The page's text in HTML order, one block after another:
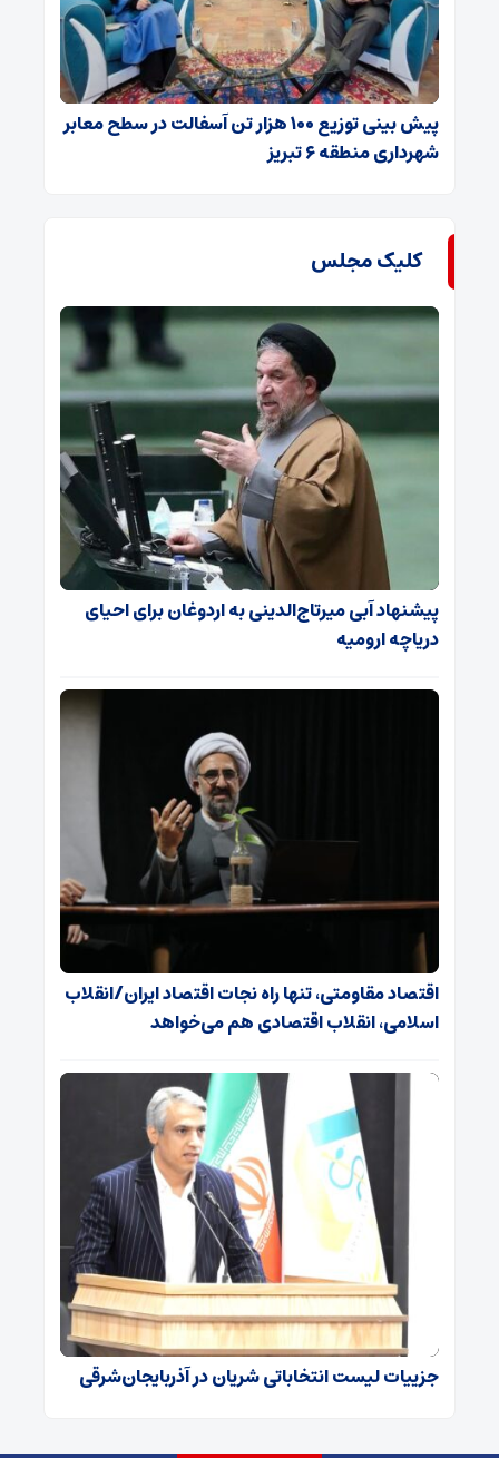
پیش بینی توزیع ۱۰۰ هزار تن آسفالت در سطح معابر
شهرداری منطقه ۶ تبریز
کلیک مجلس
پیشنهاد آبی میرتاج‌الدینی‌ به اردوغان برای احیای
دریاچه ارومیه
اقتصاد مقاومتی، تنها راه نجات اقتصاد ایران/انقلاب
اسلامی، انقلاب اقتصادی هم می‌خواهد
جزییات لیست انتخاباتی شریان در آذربایجان‌شرقی